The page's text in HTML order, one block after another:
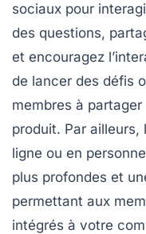
sociaux pour
des questions,
et encouragez
de lancer des défis
membres à
produit. Par ailleurs,
ligne ou en
plus profondes et
permettant aux
intégrés à votre